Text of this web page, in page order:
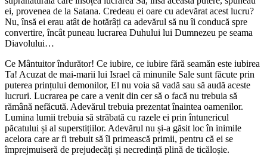
ei, provenea de la Satana. Credeau ei oare cu adevărat acest lucru?
Nu, însă ei erau atât de hotărâți ca adevărul să nu îi conducă spre
convertire, încât puneau lucrarea Duhului lui Dumnezeu pe seama
Diavolului…
Ce Mântuitor îndurător! Ce iubire, ce iubire fără seamăn este iubirea
Ta! Acuzat de mai-marii lui Israel că minunile Sale sunt făcute prin
puterea prințului demonilor, El nu voia să vadă sau să audă aceste
lucruri. Lucrarea pe care a venit din cer să o facă nu trebuia să
rămână nefăcută. Adevărul trebuia prezentat înaintea oamenilor.
Lumina lumii trebuia să străbată cu razele ei prin întunericul
păcatului și al superstițiilor. Adevărul nu și-a găsit loc în inimile
acelora care ar fi trebuit să îl primească primii, pentru că ei se
împrejmuiseră de prejudecăți și necredință plină de ticăloșie.